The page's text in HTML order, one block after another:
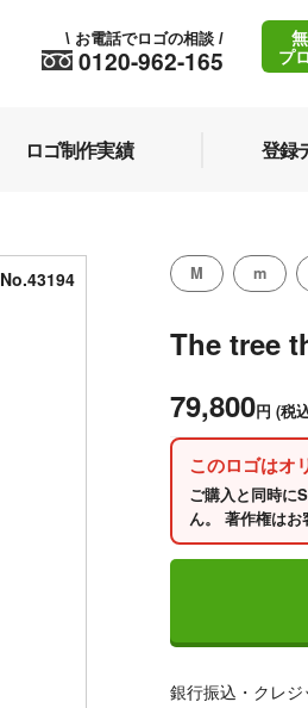
0120-962-165
\ お電話でロゴの相談 /
プ
ロゴ制作実績 登録
No.43194 M m
The tree
79,800円 (税
このロゴはオ
ご購入と同時に
ん。 著作権はお
銀行振込・クレジ